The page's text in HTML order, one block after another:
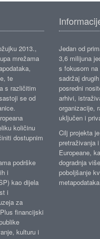
2013.,
mrežama
te
s različitim
se od
količinu
dostupnim
podrške
i
kao dijela
i
za
financijski
kulturu i
Jedan od
3,6 milijuna
s fokusom
sadržaj
posredni
arhivi,
organizacije,
uključen i
Cilj projekta
pretraživanja
Europeane,
dogradnja
poboljšanje